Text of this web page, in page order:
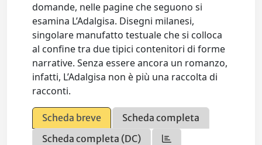
domande, nelle pagine che seguono si
esamina L’Adalgisa. Disegni milanesi,
singolare manufatto testuale che si colloca
al confine tra due tipici contenitori di forme
narrative. Senza essere ancora un romanzo,
infatti, L’Adalgisa non è più una raccolta di
racconti.
Scheda breve
Scheda completa
Scheda completa (DC)